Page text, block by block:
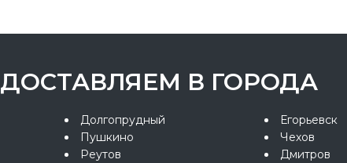
ДОСТАВЛЯЕМ В ГОРОДА
Долгопрудный
Пушкино
Реутов
Егорьевск
Чехов
Дмитров